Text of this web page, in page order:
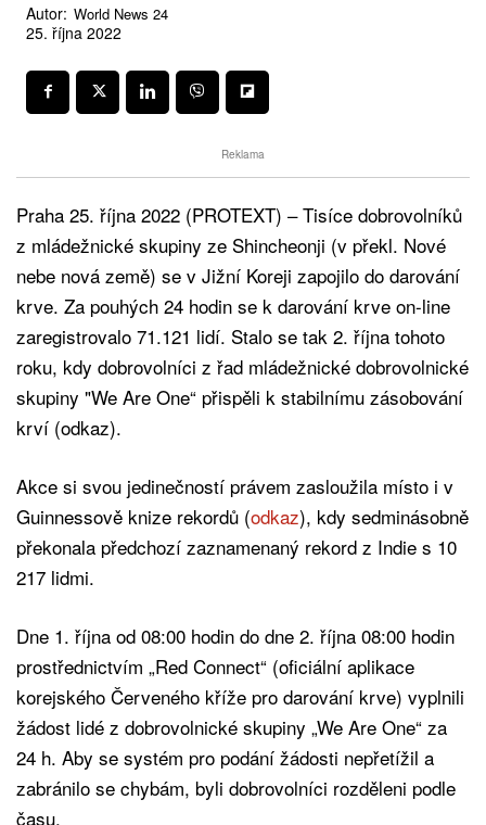
Autor: World News 24
25. října 2022
Reklama
Praha 25. října 2022 (PROTEXT) – Tisíce dobrovolníků
z mládežnické skupiny ze Shincheonji (v překl. Nové
nebe nová země) se v Jižní Koreji zapojilo do darování
krve. Za pouhých 24 hodin se k darování krve on-line
zaregistrovalo 71.121 lidí. Stalo se tak 2. října tohoto
roku, kdy dobrovolníci z řad mládežnické dobrovolnické
skupiny "We Are One“ přispěli k stabilnímu zásobování
krví (odkaz).
Akce si svou jedinečností právem zasloužila místo i v
Guinnessově knize rekordů (odkaz), kdy sedminásobně
překonala předchozí zaznamenaný rekord z Indie s 10
217 lidmi.
Dne 1. října od 08:00 hodin do dne 2. října 08:00 hodin
prostřednictvím „Red Connect“ (oficiální aplikace
korejského Červeného kříže pro darování krve) vyplnili
žádost lidé z dobrovolnické skupiny „We Are One“ za
24 h. Aby se systém pro podání žádosti nepřetížil a
zabránilo se chybám, byli dobrovolníci rozděleni podle
času.